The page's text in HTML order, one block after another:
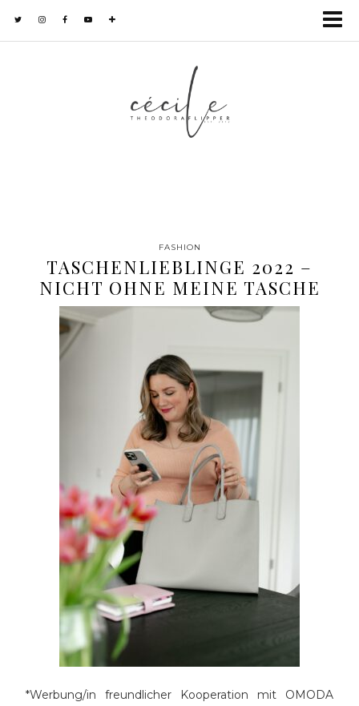
FASHION
TASCHENLIEBLINGE 2022 –
NICHT OHNE MEINE TASCHE
*Werbung/in freundlicher Kooperation mit OMODA